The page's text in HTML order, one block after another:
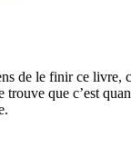
de le finir ce livre,
trouve que c’est